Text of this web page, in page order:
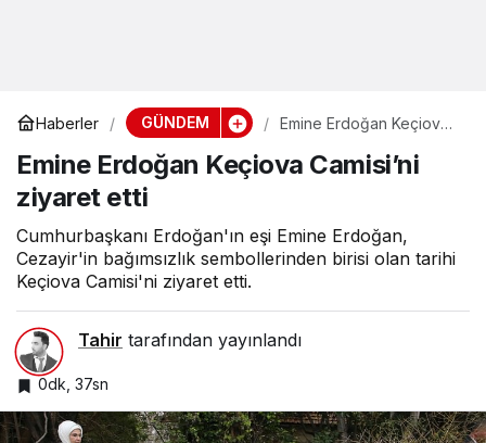
Haberler GÜNDEM
Emine Erdoğan Keçiova
Emine Erdoğan Keçiova Camisi’ni
ziyaret etti
Cumhurbaşkanı Erdoğan'ın eşi Emine Erdoğan,
Cezayir'in bağımsızlık sembollerinden birisi olan tarihi
Keçiova Camisi'ni ziyaret etti.
Tahir tarafından yayınlandı
0dk, 37sn